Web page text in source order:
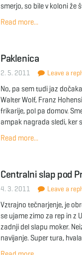
smerjo, so bile v koloni že
Read more...
Paklenica
2. 5. 2011 Leave a
No, pa sem tudi jaz
Walter Wolf, Franz
frikarije, pol pa domov.
ampak nagrada sledi, ker
Read more...
Centralni slap pod
4. 3. 2011 Leave a
Vztrajno tečnarjenje, je
se ujame zimo za rep in z
zadnji del slapu moker.
navijanje. Super tura,